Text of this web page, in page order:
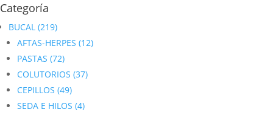
Categoría
BUCAL (219)
AFTAS-HERPES (12)
PASTAS (72)
COLUTORIOS (37)
CEPILLOS (49)
SEDA E HILOS (4)